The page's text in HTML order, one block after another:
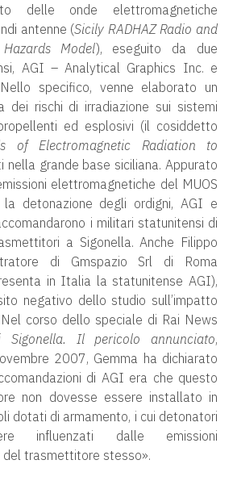
delle onde elettromagnetiche
antenne (Sicily RADHAZ Radio and
Model), eseguito da due
AGI – Analytical Graphics Inc. e
specifico, venne elaborato un
dei rischi di irradiazione sui sistemi
propellenti ed esplosivi (il cosiddetto
of Electromagnetic Radiation to
nella grande base siciliana. Appurato
elettromagnetiche del MUOS
la detonazione degli ordigni, AGI e
i militari statunitensi di
a Sigonella. Anche Filippo
di Gmspazio Srl di Roma
in Italia la statunitense AGI),
negativo dello studio sull’impatto
corso dello speciale di Rai News
Sigonella. Il pericolo annunciato,
2007, Gemma ha dichiarato
di AGI era che questo
non dovesse essere installato in
dotati di armamento, i cui detonatori
influenzati dalle emissioni
trasmettitore stesso».